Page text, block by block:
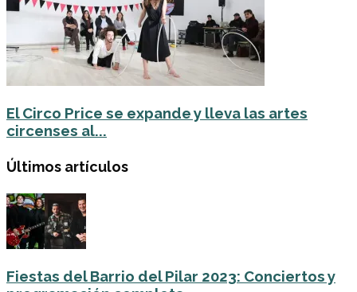
El Circo Price se expande y lleva las artes
circenses al...
Últimos artículos
Fiestas del Barrio del Pilar 2023: Conciertos y